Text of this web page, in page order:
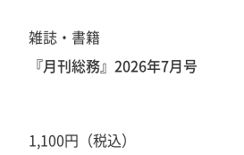
雑誌・書籍
『月刊総務』2026年7月号
1,100円（税込）